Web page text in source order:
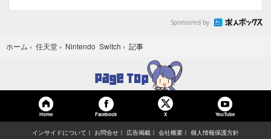
Sponsored by
ホーム › 任天堂 › Nintendo Switch › 記事
Home Facebook X YouTube
インサイドについて お問合せ 広告掲載 会社概要 個人情報保護方針